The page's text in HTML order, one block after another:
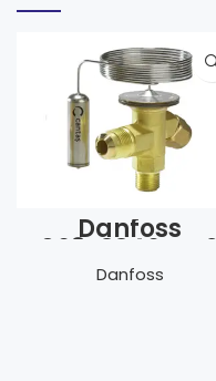
Danfoss
068Z3346 TN 2
R134a (İç D.-
Rak.-40/-10)
Danfoss